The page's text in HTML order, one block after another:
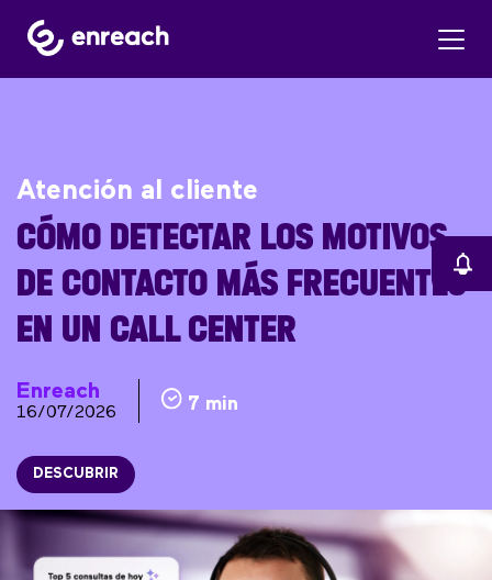
Atención al cliente
CÓMO DETECTAR LOS MOTIVOS
DE CONTACTO MÁS FRECUENTES
EN UN CALL CENTER
Enreach
16/07/2026 7 min
DESCUBRIR